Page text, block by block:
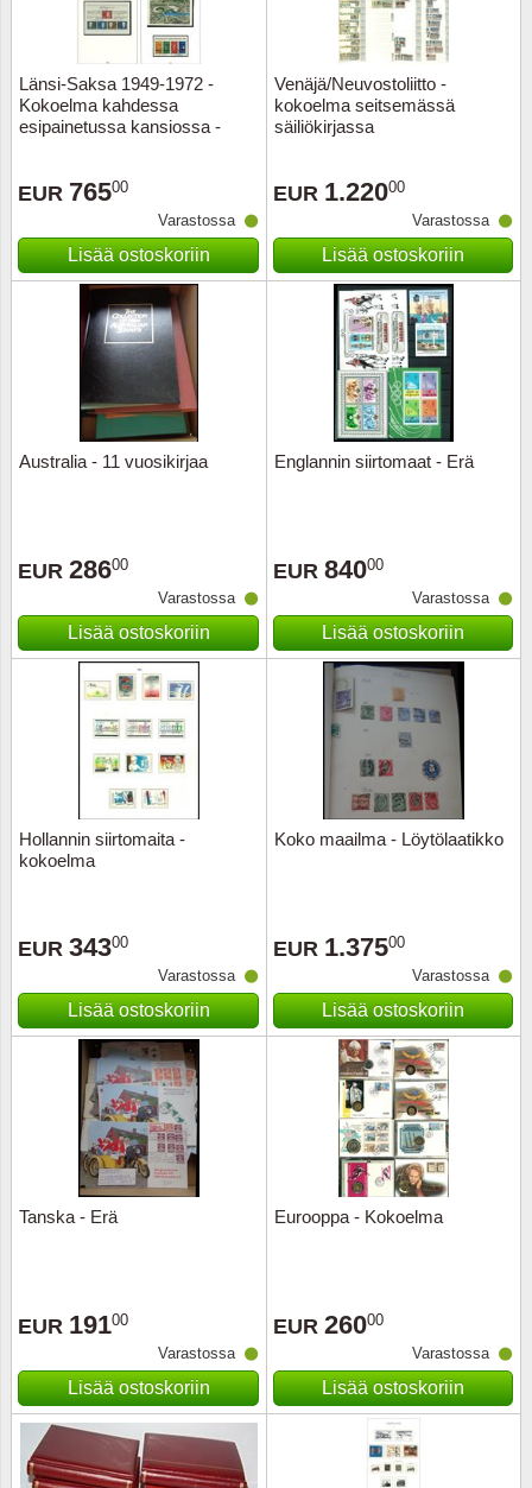
Länsi-Saksa 1949-1972 -
Kokoelma kahdessa
esipainetussa kansiossa -
EUR 76500
Varastossa
Lisää ostoskoriin
Venäjä/Neuvostoliitto -
kokoelma seitsemässä
säiliökirjassa
EUR 1.22000
Varastossa
Lisää ostoskoriin
Australia - 11 vuosikirjaa
EUR 28600
Varastossa
Lisää ostoskoriin
Englannin siirtomaat - Erä
EUR 84000
Varastossa
Lisää ostoskoriin
Hollannin siirtomaita -
kokoelma
EUR 34300
Varastossa
Lisää ostoskoriin
Koko maailma - Löytölaatikko
EUR 1.37500
Varastossa
Lisää ostoskoriin
Tanska - Erä
EUR 19100
Varastossa
Lisää ostoskoriin
Eurooppa - Kokoelma
EUR 26000
Varastossa
Lisää ostoskoriin